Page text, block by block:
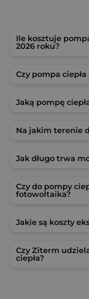
Ile kosztuje
2026 roku?
Czy pompa ciepła
Jaką pompę
Na jakim terenie
Jak długo trwa
Czy do pompy
fotowoltaika?
Jakie są koszty
Czy Ziterm
ciepła?